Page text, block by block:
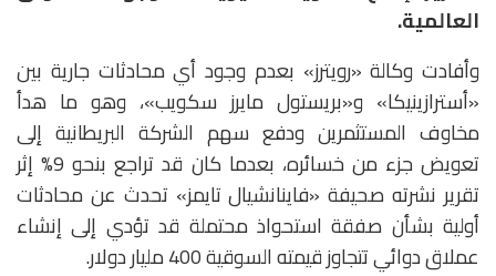
العالمية.
وأفادت وكالة «رويترز» بعدم وجود أي محادثات جارية بين
«أسترازينيكا» و«بريستول مايرز سكويب»، وهو ما هدأ
مخاوف المستثمرين ودفع سهم الشركة البريطانية إلى
تعويض جزء من خسائره، بعدما كان قد تراجع بنحو 9% إثر
تقرير نشرته صحيفة «فاينانشيال تايمز» تحدث عن محادثات
أولية بشأن صفقة استحواذ محتملة قد تؤدي إلى إنشاء
عملاق دوائي تتجاوز قيمته السوقية 400 مليار دولار.